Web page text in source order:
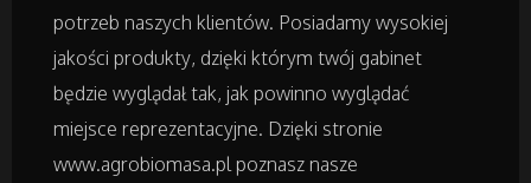
Tłumaczenia
Książki, Czasopisma
potrzeb naszych klientów. Posiadamy wysokiej
jakości produkty, dzięki którym twój gabinet
będzie wyglądał tak, jak powinno wyglądać
miejsce reprezentacyjne. Dzięki stronie
www.agrobiomasa.pl poznasz nasze